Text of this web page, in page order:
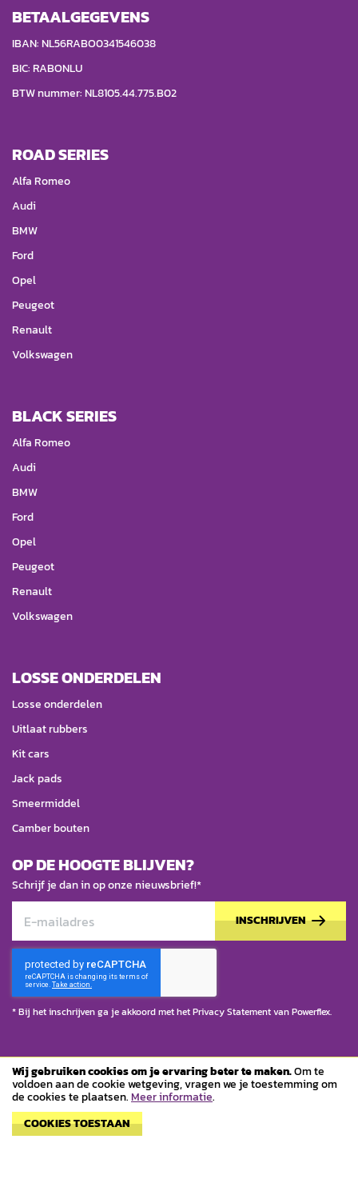
Wij gebruiken cookies om je ervaring beter te maken.Om te
voldoen aan de cookie wetgeving, vragen we je toestemming om
de cookies te plaatsen.Meer informatie.
COOKIES TOESTAAN
BETAALGEGEVENS
IBAN: NL56RABO0341546038
BIC: RABONLU
BTW nummer: NL8105.44.775.B02
ROAD SERIES
Alfa Romeo
Audi
BMW
Ford
Opel
Peugeot
Renault
Volkswagen
BLACK SERIES
Alfa Romeo
Audi
BMW
Ford
Opel
Peugeot
Renault
Volkswagen
LOSSE ONDERDELEN
Losse onderdelen
Uitlaat rubbers
Kit cars
Jack pads
Smeermiddel
Camber bouten
OP DE HOOGTE BLIJVEN?
Schrijf je dan in op onze nieuwsbrief!*
INSCHRIJVEN
* Bij het inschrijven ga je akkoord met hetPrivacy Statementvan Powerflex.
© Copyright 2023 Powerflex
Algemene voorwaarden
Privacy Statement